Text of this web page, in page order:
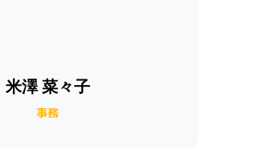
米澤 菜々子
事務